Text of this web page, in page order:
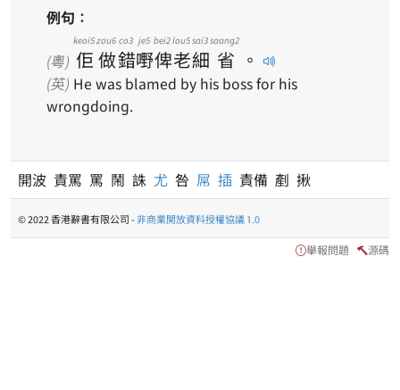
例句：
(粵) 佢
keoi5
做
zou6
錯
co3
嘢
je5
俾
bei2
老
lou5
細
sai3
省
saang2
。
(英) He was blamed by his boss for his
wrongdoing.
開波 責罵 罵 鬧 誅 尤 咎 屌 插 責備 剷 揪
© 2022 香港辭書有限公司 -非商業開放資料授權協議 1.0
舉報問題 源碼